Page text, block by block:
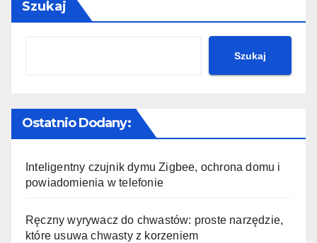
Szukaj
Szukaj
Ostatnio Dodany:
Inteligentny czujnik dymu Zigbee, ochrona domu i
powiadomienia w telefonie
Ręczny wyrywacz do chwastów: proste narzędzie,
które usuwa chwasty z korzeniem